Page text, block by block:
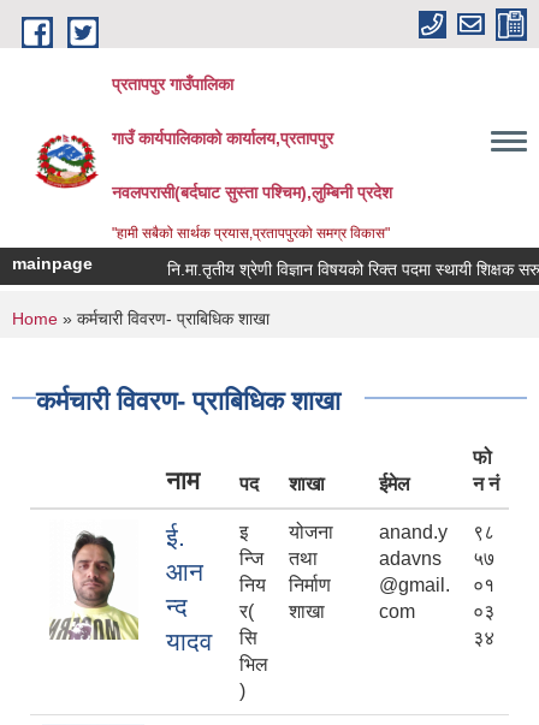
Skip to main content
प्रतापपुर गाउँपालिका
गाउँ कार्यपालिकाको कार्यालय,प्रतापपुर
नवलपरासी(बर्दघाट सुस्ता पश्चिम),लुम्बिनी प्रदेश
"हामी सबैको सार्थक प्रयास,प्रतापपुरको समग्र विकास"
mainpage नि.मा.तृतीय श्रेणी विज्ञान विषयको रिक्त पदमा स्थायी शिक्षक सरुवा
You are here
Home » कर्मचारी विवरण- प्राबिधिक शाखा
कर्मचारी विवरण- प्राबिधिक शाखा
नाम पद शाखा ईमेल
फो
न नं
ई.
आन
न्द
यादव
इ
न्जि
निय
र(
सि
भिल
)
योजना
तथा
निर्माण
शाखा
anand.y
adavns
@gmail.
com
९८
५७
०१
०३
३४